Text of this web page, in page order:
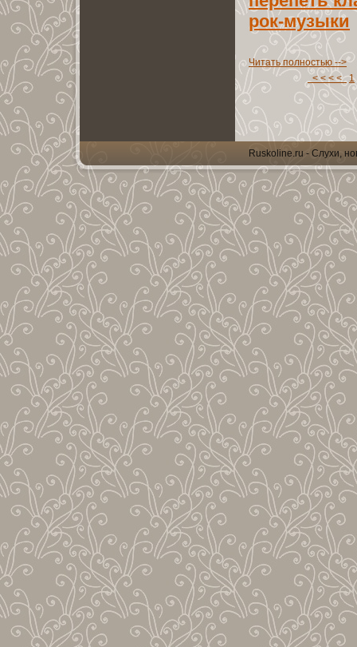
рок-мyзыки
Читать полноcтью -->
< < < < 1
Ruskoline.ru - Слухи,